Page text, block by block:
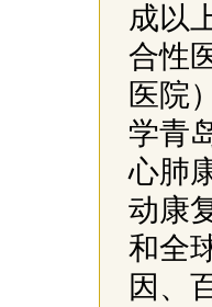
成以
合性
医院
学青
心肺
动康
和全
因、